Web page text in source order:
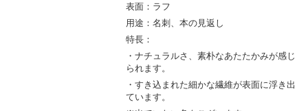
表面：ラフ
用途：名刺、本の見返し
特長：
・ナチュラルさ、素朴なあたたかみが感じ
られます。
・すき込まれた細かな繊維が表面に浮き出
ています。